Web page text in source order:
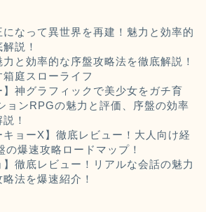
になって異世界を再建！魅力と効率的
説！
力と効率的な序盤攻略法を徹底解説！
庭スローライフ
】神グラフィックで美少女をガチ育
ョンRPGの魅力と評価、序盤の効率
！
キョーX】徹底レビュー！大人向け経
爆速攻略ロードマップ！
】徹底レビュー！リアルな会話の魅力
法を爆速紹介！